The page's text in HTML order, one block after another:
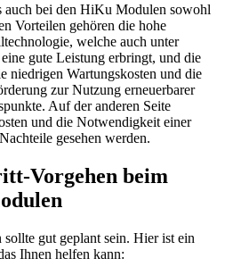
auch bei den HiKu Modulen sowohl
Vorteilen gehören die hohe
welche auch unter
gute Leistung erbringt, und die
niedrigen Wartungskosten und die
zur Nutzung erneuerbarer
Auf der anderen Seite
und die Notwendigkeit einer
gesehen werden.
Vorgehen beim
gut geplant sein. Hier ist ein
Ihnen helfen kann: